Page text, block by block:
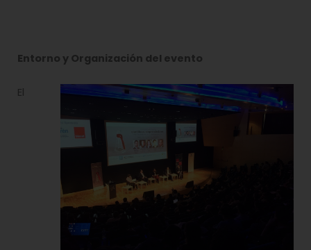
Entorno y Organización del evento
El